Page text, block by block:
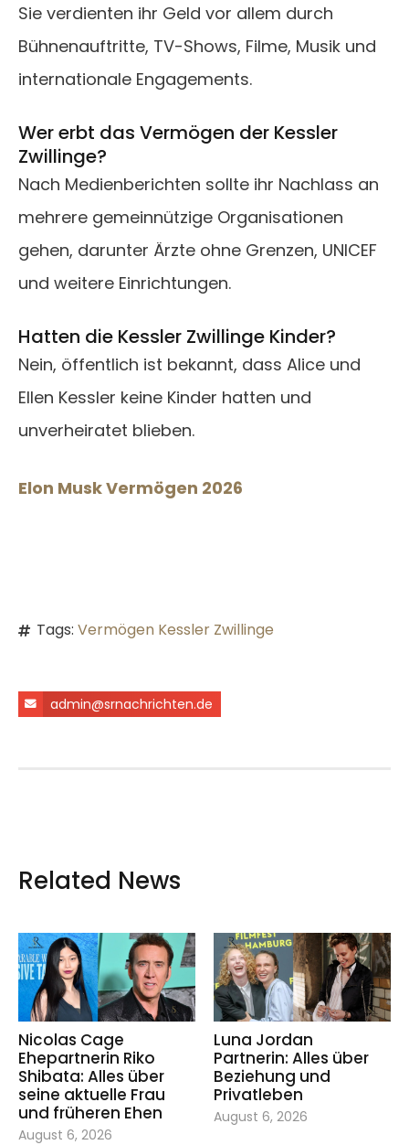
Sie verdienten ihr Geld vor allem durch
Bühnenauftritte, TV-Shows, Filme, Musik und
internationale Engagements.
Wer erbt das Vermögen der Kessler
Zwillinge?
Nach Medienberichten sollte ihr Nachlass an
mehrere gemeinnützige Organisationen
gehen, darunter Ärzte ohne Grenzen, UNICEF
und weitere Einrichtungen.
Hatten die Kessler Zwillinge Kinder?
Nein, öffentlich ist bekannt, dass Alice und
Ellen Kessler keine Kinder hatten und
unverheiratet blieben.
Elon Musk Vermögen 2026
Tags: Vermögen Kessler Zwillinge
admin@srnachrichten.de
Related News
Nicolas Cage
Ehepartnerin Riko
Shibata: Alles über
seine aktuelle Frau
und früheren Ehen
August 6, 2026
Luna Jordan
Partnerin: Alles über
Beziehung und
Privatleben
August 6, 2026